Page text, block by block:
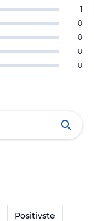
1
0
0
0
0
Positivste